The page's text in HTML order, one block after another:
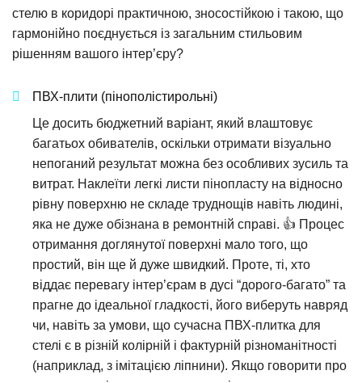
стелю в коридорі практичною, зносостійкою і такою, що
гармонійно поєднується із загальним стильовим
рішенням вашого інтер’єру?
ПВХ-плити (пінополістирольні)
Це досить бюджетний варіант, який влаштовує
багатьох обивателів, оскільки отримати візуально
непоганий результат можна без особливих зусиль та
витрат. Наклеїти легкі листи пінопласту на відносно
рівну поверхню не складе труднощів навіть людині,
яка не дуже обізнана в ремонтній справі. 👍 Процес
отримання доглянутої поверхні мало того, що
простий, він ще й дуже швидкий. Проте, ті, хто
віддає перевагу інтер’єрам в дусі “дорого-багато” та
прагне до ідеальної гладкості, його виберуть навряд
чи, навіть за умови, що сучасна ПВХ-плитка для
стелі є в різній колірній і фактурній різноманітності
(наприклад, з імітацією ліпнини). Якщо говорити про